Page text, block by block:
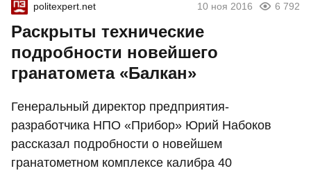
politexpert.net 10 ноя 2016 6 792
Раскрыты технические
подробности новейшего
гранатомета «Балкан»
Генеральный директор предприятия-
разработчика НПО «Прибор» Юрий Набоков
рассказал подробности о новейшем
гранатометном комплексе калибра 40